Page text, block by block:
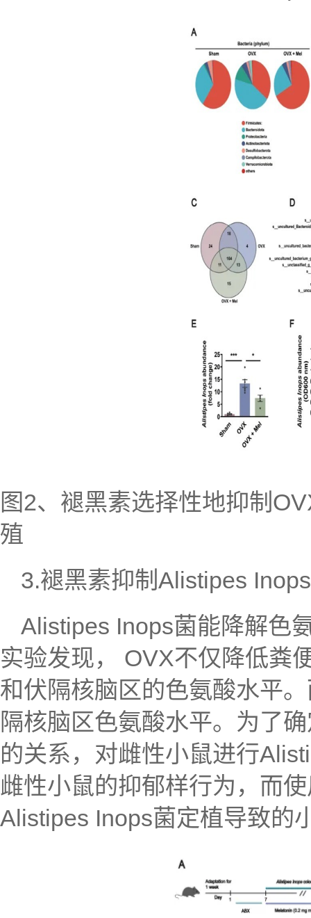
图2、褪黑素选择性地抑制
殖
3.褪黑素抑制Alistipes
Alistipes Inops菌能降解色
实验发现， OVX不仅降低粪
和伏隔核脑区的色氨酸水平
隔核脑区色氨酸水平。为了
的关系，对雌性小鼠进行
雌性小鼠的抑郁样行为，而
Alistipes Inops菌定植导致的